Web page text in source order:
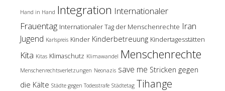
Hand in Hand Integration Internationaler
Frauentag Internationaler Tag der Menschenrechte Iran
Jugend Karlspreis Kinder Kinderbetreuung Kindertagesstätten
Kita Kitas Klimaschutz Klimawandel Menschenrechte
Menschenrechtsverletzungen Neonazis save me Stricken gegen
die Kälte Städte gegen Todesstrafe Städtetag Tihange